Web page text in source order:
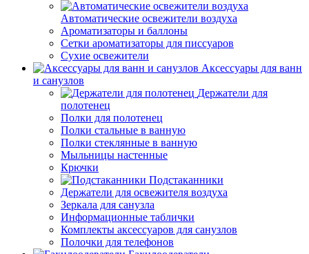
Автоматические освежители воздуха
Ароматизаторы и баллоны
Сетки ароматизаторы для писсуаров
Сухие освежители
Аксессуары для ванн
и санузлов
Держатели для
полотенец
Полки для полотенец
Полки стальные в ванную
Полки стеклянные в ванную
Мыльницы настенные
Крючки
Подстаканники
Держатели для освежителя воздуха
Зеркала для санузла
Информационные таблички
Комплекты аксессуаров для санузлов
Полочки для телефонов